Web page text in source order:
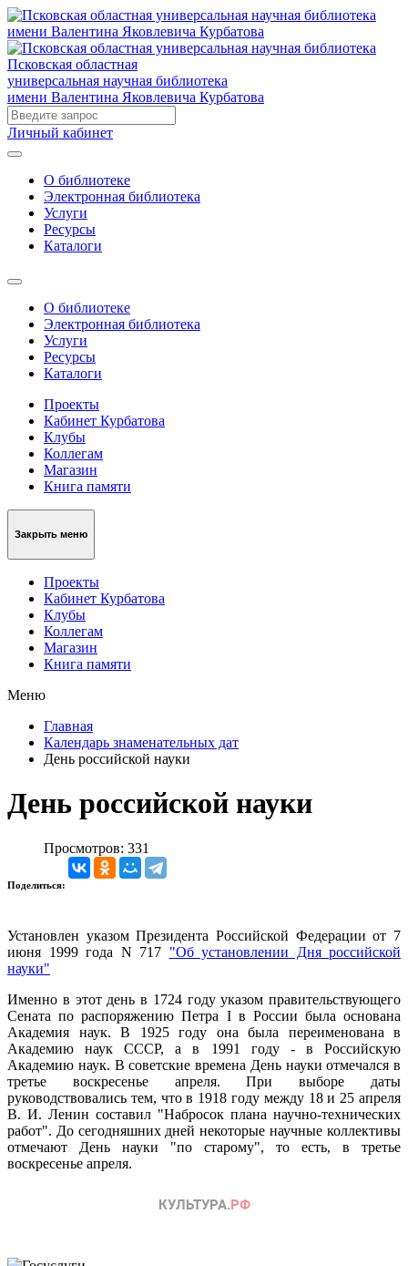
Псковская областная
универсальная научная библиотека
имени Валентина Яковлевича Курбатова
Личный кабинет
О библиотеке
Электронная библиотека
Услуги
Ресурсы
Каталоги
О библиотеке
Электронная библиотека
Услуги
Ресурсы
Каталоги
Проекты
Кабинет Курбатова
Клубы
Коллегам
Магазин
Книга памяти
Закрыть меню
Проекты
Кабинет Курбатова
Клубы
Коллегам
Магазин
Книга памяти
Меню
Главная
Календарь знаменательных дат
День российской науки
День российской науки
Просмотров: 331
Поделиться:
Установлен указом Президента Российской Федерации от 7
июня 1999 года N 717 "Об установлении Дня российской
науки"
Именно в этот день в 1724 году указом правительствующего
Сената по распоряжению Петра I в России была основана
Академия наук. В 1925 году она была переименована в
Академию наук СССР, а в 1991 году - в Российскую
Академию наук. В советские времена День науки отмечался в
третье воскресенье апреля. При выборе даты
руководствовались тем, что в 1918 году между 18 и 25 апреля
В. И. Ленин составил "Набросок плана научно-технических
работ". До сегодняшних дней некоторые научные коллективы
отмечают День науки "по старому", то есть, в третье
воскресенье апреля.